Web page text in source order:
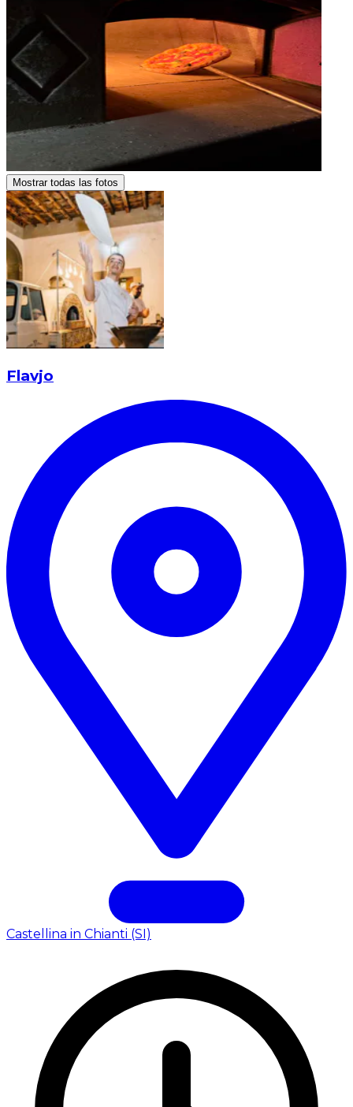
Mostrar todas las fotos
Flavjo
Castellina in Chianti (SI)